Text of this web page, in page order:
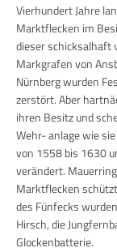
Vierhundert Jahre
Marktflecken im
dieser schicksalhaft
Markgrafen von
Nürnberg wurden
zerstört. Aber
ihren Besitz und
Wehr- anlage wie
von 1558 bis 1630
verändert.
Marktflecken
des Fünfecks
Hirsch, die
Glockenbatterie.